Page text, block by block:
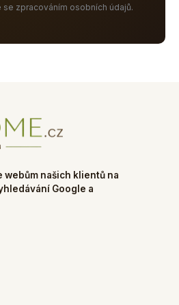
zpracováním osobních údajů.
webům našich klientů na
Google a